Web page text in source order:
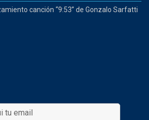
canción “9:53” de Gonzalo Sarfatti